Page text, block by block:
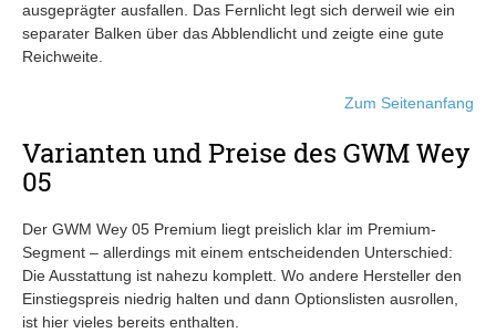
ausgeprägter ausfallen. Das Fernlicht legt sich derweil wie ein
separater Balken über das Abblendlicht und zeigte eine gute
Reichweite.
Zum Seitenanfang
Varianten und Preise des GWM Wey
05
Der GWM Wey 05 Premium liegt preislich klar im Premium-
Segment – allerdings mit einem entscheidenden Unterschied:
Die Ausstattung ist nahezu komplett. Wo andere Hersteller den
Einstiegspreis niedrig halten und dann Optionslisten ausrollen,
ist hier vieles bereits enthalten.